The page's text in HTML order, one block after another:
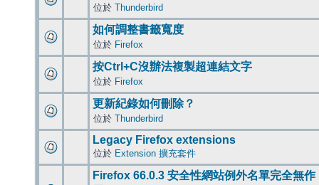
位於 Thunderbird
如何調整書籤寬度
位於 Firefox
按Ctrl+C沒辦法複製超連結文字
位於 Firefox
更新紀錄如何刪除？
位於 Thunderbird
Legacy Firefox extensions
位於 Extension 擴充套件
Firefox 66.0.3 安全性網站例外名單完全無作